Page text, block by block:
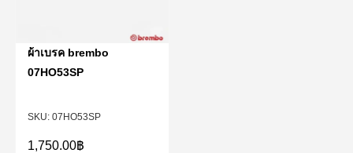
07HO53SP
ผ้าเบรค brembo
07HO53SP
1,750.00฿